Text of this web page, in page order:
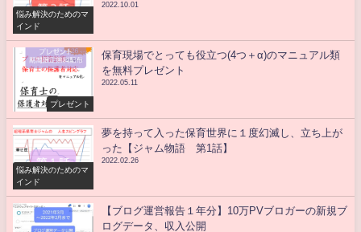
悩み解決のためのマ
インド
2022.10.01
プレゼント
保育現場でとっても役立つ(4つ＋α)のマニュアル類
を無料プレゼント
2022.05.11
悩み解決のためのマ
インド
夢を持って入った保育世界に１度幻滅し、立ち上が
った【ジャム物語 第1話】
2022.02.26
【ブログ運営報告１年分】10万PVブロガーの新規ブ
ログデータ、収入公開